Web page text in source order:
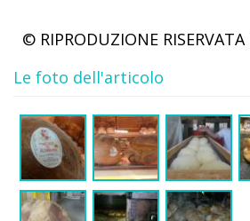
© RIPRODUZIONE RISERVATA
Le foto dell'articolo